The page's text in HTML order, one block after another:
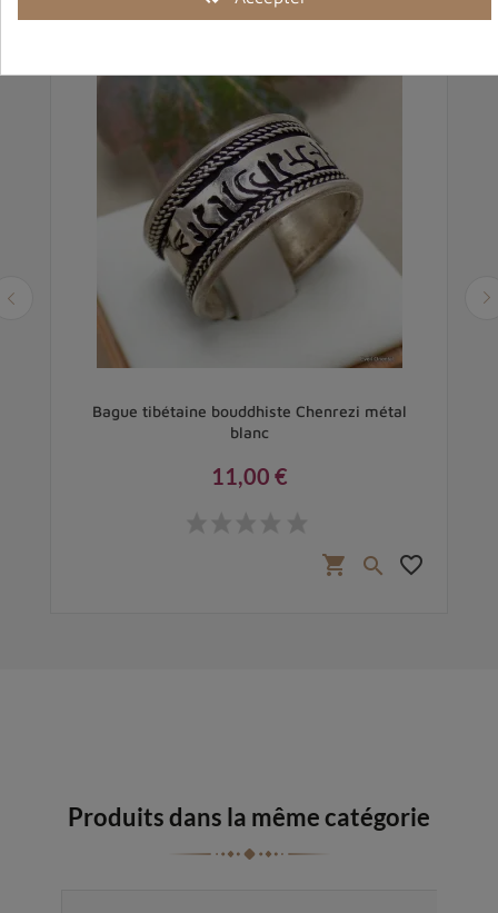
Bague tibétaine bouddhiste Chenrezi métal
blanc
11,00 €
shopping_cart  favorite_border
Produits dans la même catégorie